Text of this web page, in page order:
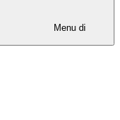
Menu di